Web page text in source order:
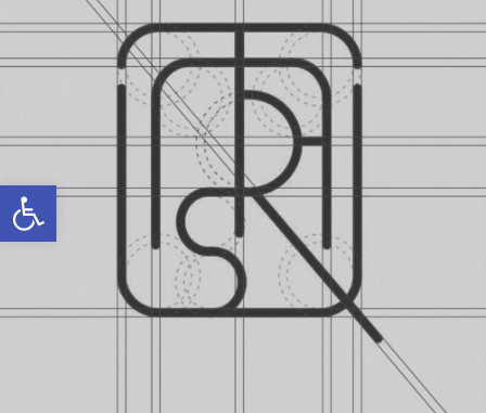
Ανοίξτε τη γραμμή εργαλείων